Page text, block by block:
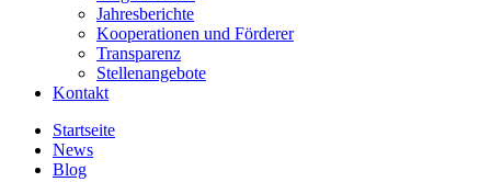
Jahresberichte
Kooperationen und Förderer
Transparenz
Stellenangebote
Kontakt
Startseite
News
Blog